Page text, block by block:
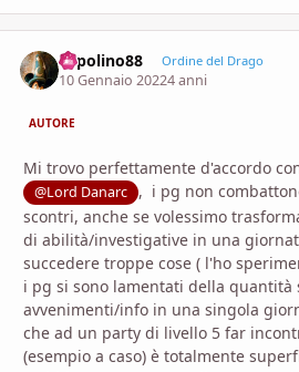
Topolino88 Ordine del Drago
10 Gennaio 20224 anni
AUTORE
Mi trovo perfettamente d'accordo
@Lord Danarc
, i pg non
scontri, anche se volessimo
di abilità/investigative in una
succedere troppe cose ( l'ho
i pg si sono lamentati della quantità
avvenimenti/info in una singola
che ad un party di livello 5 far
(esempio a caso) è totalmente